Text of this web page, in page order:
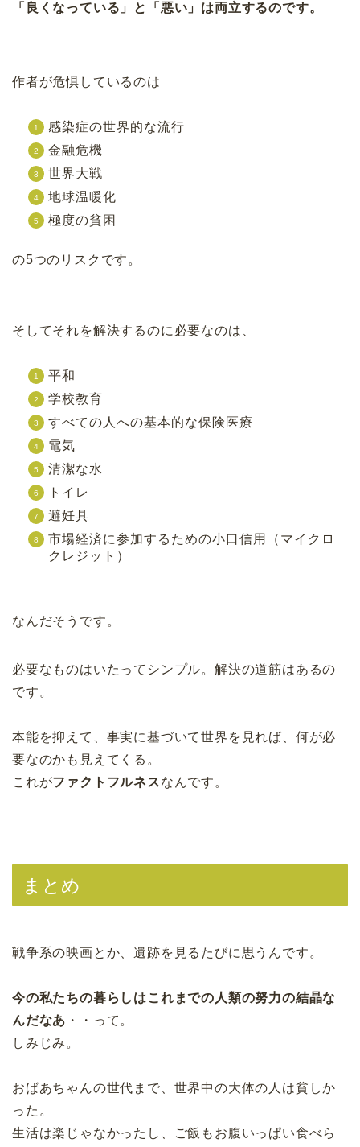
「良くなっている」と「悪い」は両立するのです。
作者が危惧しているのは
感染症の世界的な流行
金融危機
世界大戦
地球温暖化
極度の貧困
の5つのリスクです。
そしてそれを解決するのに必要なのは、
平和
学校教育
すべての人への基本的な保険医療
電気
清潔な水
トイレ
避妊具
市場経済に参加するための小口信用（マイクロ
クレジット）
なんだそうです。
必要なものはいたってシンプル。解決の道筋はあるの
です。
本能を抑えて、事実に基づいて世界を見れば、何が必
要なのかも見えてくる。
これがファクトフルネスなんです。
まとめ
戦争系の映画とか、遺跡を見るたびに思うんです。
今の私たちの暮らしはこれまでの人類の努力の結晶な
んだなあ ・・って。
しみじみ。
おばあちゃんの世代まで、世界中の大体の人は貧しか
った。
生活は楽じゃなかったし、ご飯もお腹いっぱい食べら